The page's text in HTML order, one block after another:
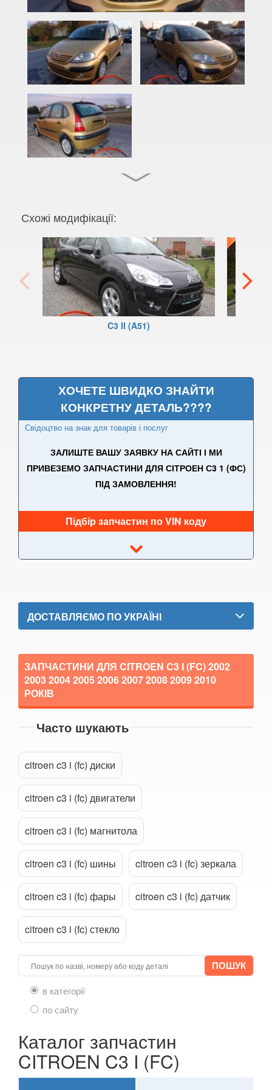
C3 Pluriel (HB)
C3 Picasso (SH)
C4 I (LC, LA)
C4 I Picasso (UD)
C4 I Grand Picasso (UD)
C4 II (B7)
C4 II Picasso (B78)
C4 II Grand Picasso (B78)
C4 Cactus I
C4 Cactus II
C5 I X40 (DC, DE)
C5 I X40 (RC, RE)
C8 (EA, EB)
C-Crosser (EP)
C-Elysee II
DS3
DS4 Crossback
DS5
DS7 Crossback
FIAT
FORD
HONDA
HYUNDAI
JAGUAR
JEEP
KIA
LANCIA
LAND ROVER
LEXUS
MG
MASERATI
MAZDA
MERCEDES-BENZ
MINI
MITSUBISHI
Схожі модифікації:
C3 II (A51)
ХОЧЕТЕ ШВИДКО ЗНАЙТИ
КОНКРЕТНУ ДЕТАЛЬ????
Свідоцтво на знак для товарів і послуг
ЗАЛИШТЕ ВАШУ ЗАЯВКУ НА САЙТІ І МИ
ПРИВЕЗЕМО ЗАПЧАСТИНИ ДЛЯ СІТРОЕН С3 1 (ФС)
ПІД ЗАМОВЛЕННЯ!
Підбір запчастин по VIN коду
ДОСТАВЛЯЄМО ПО УКРАЇНІ
ЗАПЧАСТИНИ ДЛЯ CITROEN C3 I (FC)2002
2003 2004 2005 2006 2007 2008 2009 2010
РОКІВ
Часто шукають
citroen c3 i (fc) диски
citroen c3 i (fc) двигатели
citroen c3 i (fc) магнитола
citroen c3 i (fc) шины citroen c3 i (fc) зеркала
citroen c3 i (fc) фары citroen c3 i (fc) датчик
citroen c3 i (fc) стекло
в категорії
по сайту
Каталог запчастин
CITROEN C3 I (FC)